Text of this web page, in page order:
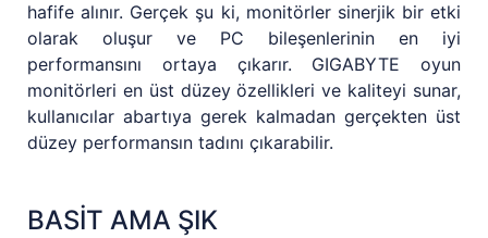
hafife alınır. Gerçek şu ki, monitörler sinerjik bir etki
olarak oluşur ve PC bileşenlerinin en iyi
performansını ortaya çıkarır. GIGABYTE oyun
monitörleri en üst düzey özellikleri ve kaliteyi sunar,
kullanıcılar abartıya gerek kalmadan gerçekten üst
düzey performansın tadını çıkarabilir.
BASİT AMA ŞIK